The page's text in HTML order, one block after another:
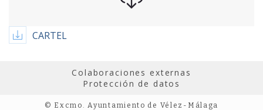
CARTEL
Colaboraciones externas
Protección de datos
© Excmo. Ayuntamiento de Vélez-Málaga